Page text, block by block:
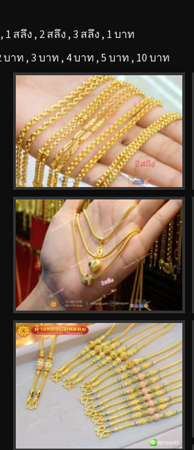
1 สลึง , 2 สลึง , 3 สลึง , 1 บาท
บาท , 3 บาท , 4 บาท , 5 บาท , 10 บาท